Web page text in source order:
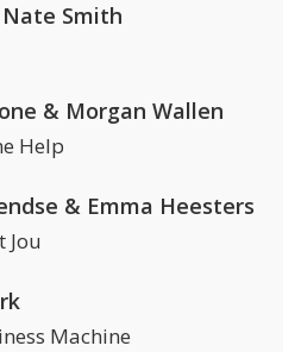
Smith
& Morgan Wallen
Help
& Emma Heesters
Jou
Machine